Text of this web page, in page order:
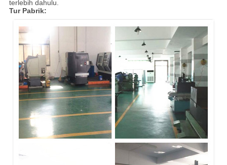
terlebih dahulu.
Tur Pabrik: